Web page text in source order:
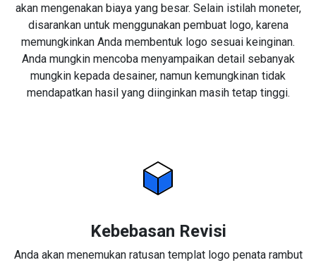
akan mengenakan biaya yang besar. Selain istilah moneter,
disarankan untuk menggunakan pembuat logo, karena
memungkinkan Anda membentuk logo sesuai keinginan.
Anda mungkin mencoba menyampaikan detail sebanyak
mungkin kepada desainer, namun kemungkinan tidak
mendapatkan hasil yang diinginkan masih tetap tinggi.
Kebebasan Revisi
Anda akan menemukan ratusan templat logo penata rambut